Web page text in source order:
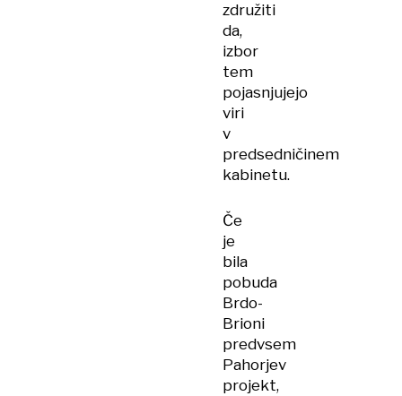
združiti
da,
izbor
tem
pojasnjujejo
viri
v
predsedničinem
kabinetu.
Če
je
bila
pobuda
Brdo-
Brioni
predvsem
Pahorjev
projekt,